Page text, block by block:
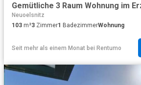
Gemütliche 3 Raum Wohnung im
Neuoelsnitz
103 m²3 Zimmer1 BadezimmerWohnung
Seit mehr als einem Monat bei Rentumo